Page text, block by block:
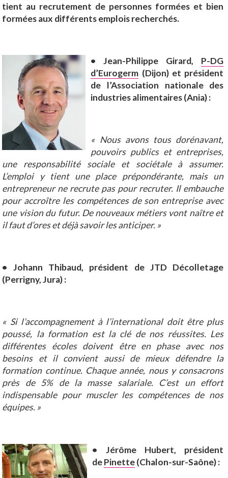
tient au recrutement de personnes formées et bien
formées aux différents emplois recherchés.
• Jean-Philippe Girard, P-DG
d’Eurogerm (Dijon) et président
de l’Association nationale des
industries alimentaires (Ania) :
« Nous avons tous dorénavant,
pouvoirs publics et entreprises,
une responsabilité sociale et sociétale à assumer.
L’emploi y tient une place prépondérante, mais un
entrepreneur ne recrute pas pour recruter. Il embauche
pour accroître les compétences de son entreprise avec
une vision du futur. De nouveaux métiers vont naître et
il faut d’ores et déjà savoir les anticiper. »
• Johann Thibaud, président de JTD Décolletage
(Perrigny, Jura) :
« Si l’accompagnement à l’international doit être plus
poussé, la formation est la clé de nos réussites. Les
différentes écoles doivent être en phase avec nos
besoins et il convient aussi de mieux défendre la
formation continue. Chaque année, nous y consacrons
près de 5% de la masse salariale. C’est un effort
indispensable pour muscler les compétences de nos
équipes. »
• Jérôme Hubert, président
dePinette(Chalon-sur-Saône) :